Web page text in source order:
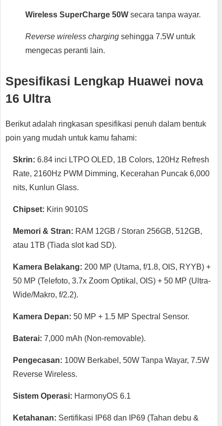
Wireless SuperCharge 50W secara tanpa wayar.
Reverse wireless charging sehingga 7.5W untuk
mengecas peranti lain.
Spesifikasi Lengkap Huawei nova
16 Ultra
Berikut adalah ringkasan spesifikasi penuh dalam bentuk
poin yang mudah untuk kamu fahami:
Skrin: 6.84 inci LTPO OLED, 1B Colors, 120Hz Refresh
Rate, 2160Hz PWM Dimming, Kecerahan Puncak 6,000
nits, Kunlun Glass.
Chipset: Kirin 9010S
Memori & Stran: RAM 12GB / Storan 256GB, 512GB,
atau 1TB (Tiada slot kad SD).
Kamera Belakang: 200 MP (Utama, f/1.8, OIS, RYYB) +
50 MP (Telefoto, 3.7x Zoom Optikal, OIS) + 50 MP (Ultra-
Wide/Makro, f/2.2).
Kamera Depan: 50 MP + 1.5 MP Spectral Sensor.
Baterai: 7,000 mAh (Non-removable).
Pengecasan: 100W Berkabel, 50W Tanpa Wayar, 7.5W
Reverse Wireless.
Sistem Operasi: HarmonyOS 6.1
Ketahanan: Sertifikasi IP68 dan IP69 (Tahan debu &